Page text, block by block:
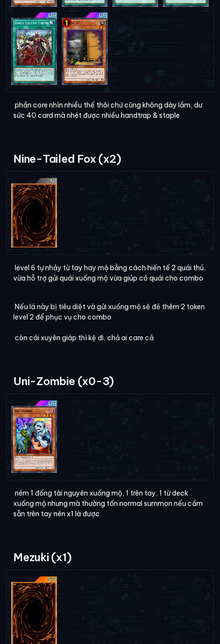
phần core nhìn nhiều thế thôi chứ cũng không dày lắm, dư
Nine-Tailed Fox (x2)
level 6 tự nhảy từ tay hay mộ bằng cách hiến tế 2 quái thú,
Nếu lá này bị tiêu diệt và gửi xuống mộ sẽ đẻ thêm 2 token
Uni-Zombie (x0-3)
ném 1 đống tài nguyên xuống mộ, 1 trên tay, 1 từ deck
xuống mộ nhưng mà thường tốn normal summon nếu cầm
Mezuki (x1)